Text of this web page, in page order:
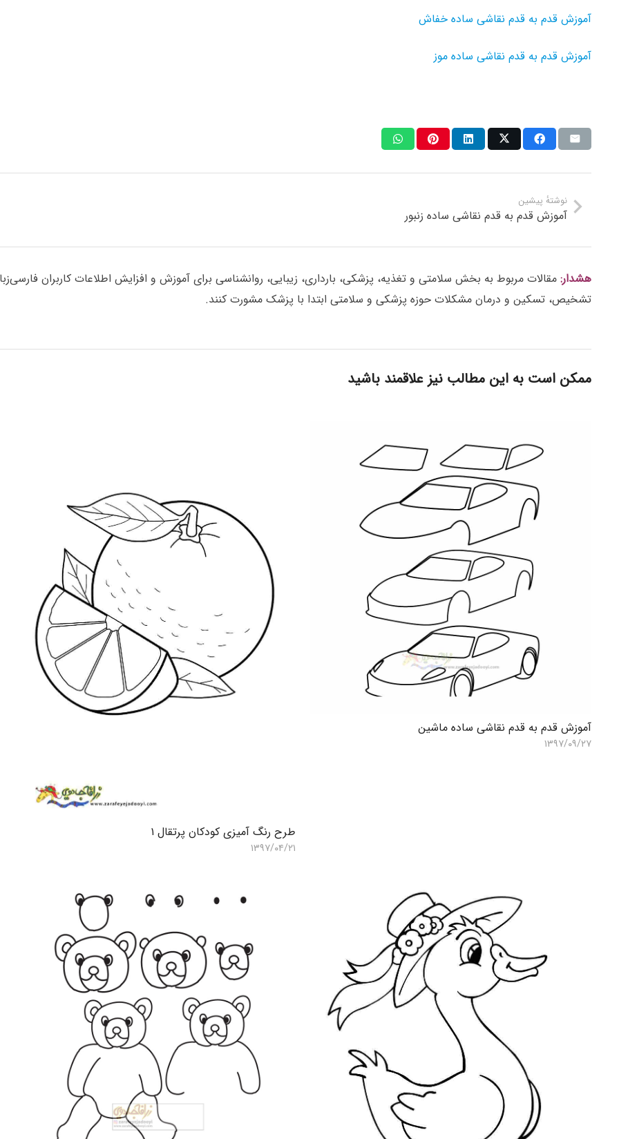
آموزش قدم به قدم نقاشی ساده خفاش
آموزش قدم به قدم نقاشی ساده موز
نوشتهٔ پیشین
آموزش قدم به قدم نقاشی ساده زنبور
هشدار: مقالات مربوط به بخش سلامتی و تغذیه، پزشکی، بارداری، زیبایی، روانشناسی برای آموزش و افزایش اطلاعات کاربران
تشخیص، تسکین و درمان مشکلات حوزه پزشکی و سلامتی ابتدا با پزشک مشورت کنند.
ممکن است به این مطالب نیز علاقمند باشید
آموزش قدم به قدم نقاشی ساده ماشین
۱۳۹۷/۰۹/۲۷
طرح رنگ آمیزی کودکان پرتقال ۱
۱۳۹۷/۰۴/۲۱